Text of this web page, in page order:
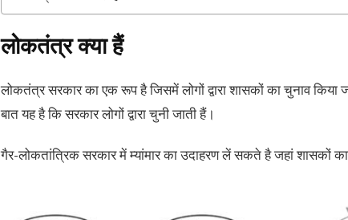
लोकतंत्र क्या हैं
लोकतंत्र सरकार का एक रूप है जिसमें लोगों द्वारा शासकों का चुनाव
बात यह है कि सरकार लोगों द्वारा चुनी जाती हैं।
गैर-लोकतांत्रिक सरकार में म्यांमार का उदाहरण लें सकते है जहां शासकों का